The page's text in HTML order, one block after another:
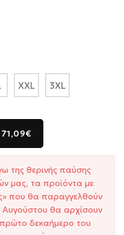
XXL 3XL
71,09€
της θερινής παύσης
μας, τα προϊόντα με
που θα παραγγελθούν
Αυγούστου θα αρχίσουν
δεκαήμερο του